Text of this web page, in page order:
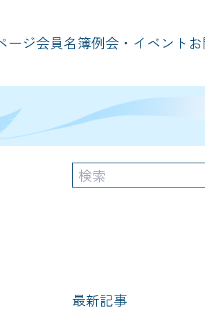
ージ会員名簿例会・イベント
最新記事